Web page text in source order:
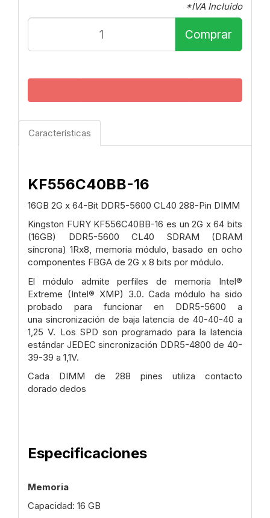
*IVA Incluido
Comprar
Características
KF556C40BB-16
16GB 2G x 64-Bit DDR5-5600 CL40 288-Pin DIMM
Kingston FURY KF556C40BB-16 es un 2G x 64 bits
(16GB) DDR5-5600 CL40 SDRAM (DRAM
síncrona) 1Rx8, memoria módulo, basado en ocho
componentes FBGA de 2G x 8 bits por módulo.
El módulo admite perfiles de memoria Intel®
Extreme (Intel® XMP) 3.0. Cada módulo ha sido
probado para funcionar en DDR5-5600 a
una sincronización de baja latencia de 40-40-40 a
1,25 V. Los SPD sonprogramado para la latencia
estándar JEDEC sincronización DDR5-4800de 40-
39-39 a 1,1V.
Cada DIMM de 288 pines utiliza contacto
dorado dedos
Especificaciones
Memoria
Capacidad: 16 GB